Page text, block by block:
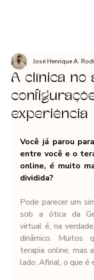
A clínica no
experiência
José Henrique A.
Você já parou
entre você e o
online, é muito
dividida?
Pode parecer um
sob a ótica da
virtual é, na
dinâmico. Muitos
terapia online, mas
lado. Afinal, o que é